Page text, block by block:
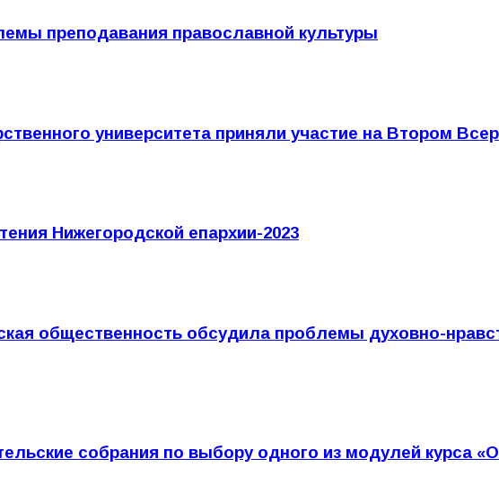
преподавания православной культуры
университета приняли участие на Втором
Нижегородской епархии-2023
общественность обсудила проблемы духовно-
собрания по выбору одного из модулей курса